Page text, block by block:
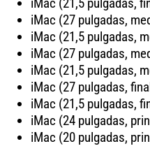
iMac (27 pulgadas,
iMac (21,5 pulgadas,
iMac (27 pulgadas,
iMac (21,5 pulgadas,
iMac (27 pulgadas,
iMac (21,5 pulgadas,
iMac (24 pulgadas,
iMac (20 pulgadas,